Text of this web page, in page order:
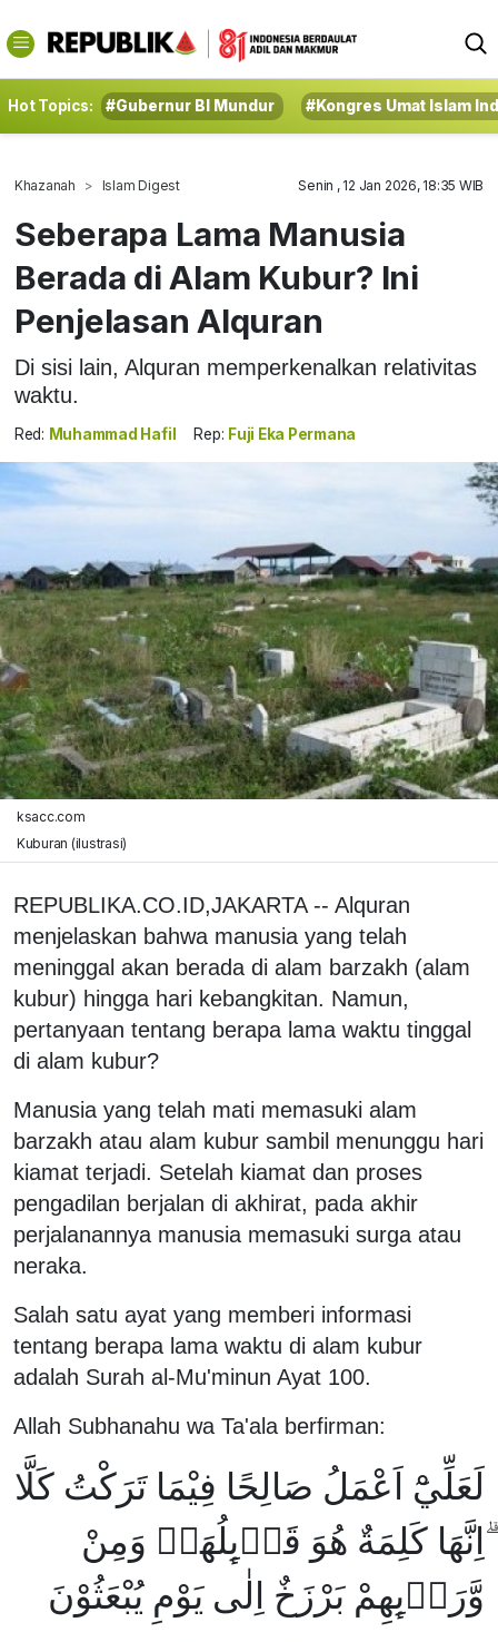
Hot Topics: #Gubernur BI Mundur #Kongres Umat Islam
Khazanah Islam Digest Senin , 12 Jan 2026, 18:35 WIB
Seberapa Lama Manusia
Berada di Alam Kubur? Ini
Penjelasan Alquran
Di sisi lain, Alquran memperkenalkan relativitas
waktu.
Red: Muhammad Hafil Rep: Fuji Eka Permana
ksacc.com
Kuburan (ilustrasi)
REPUBLIKA.CO.ID,JAKARTA -- Alquran
menjelaskan bahwa manusia yang telah
meninggal akan berada di alam barzakh (alam
kubur) hingga hari kebangkitan. Namun,
pertanyaan tentang berapa lama waktu tinggal
di alam kubur?
Manusia yang telah mati memasuki alam
barzakh atau alam kubur sambil menunggu hari
kiamat terjadi. Setelah kiamat dan proses
pengadilan berjalan di akhirat, pada akhir
perjalanannya manusia memasuki surga atau
neraka.
Salah satu ayat yang memberi informasi
tentang berapa lama waktu di alam kubur
adalah Surah al-Mu'minun Ayat 100.
Allah Subhanahu wa Ta'ala berfirman:
لَعَلِّيْٓ اَعْمَلُ صَالِحًا فِيْمَا تَرَكْتُ كَلَّا
ۗاِنَّهَا كَلِمَةٌ هُوَ قَاۤىِٕلُهَاۗ وَمِنْ
وَّرَاۤىِٕهِمْ بَرْزَخٌ اِلٰى يَوْمِ يُبْعَثُوْنَ